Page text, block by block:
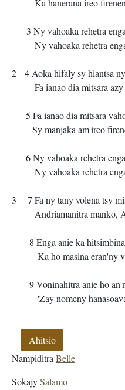
3 Ny vahoaka rehetra
Ny vahoaka rehetra enga
2 4 Aoka hifaly sy hiantsa
Fa ianao dia mitsara azy
5 Fa ianao dia mitsara
Sy manjaka am'ireo
6 Ny vahoaka rehetra
Ny vahoaka rehetra enga
3 7 Fa ny tany volena tsy
Andriamanitra manko,
8 Enga anie ka hitsimbina
Ka ho masina eran'ny
9 Voninahitra anie ho
'Zay nomeny
Ahitsio
Nampiditra Belle
SokajySalamo